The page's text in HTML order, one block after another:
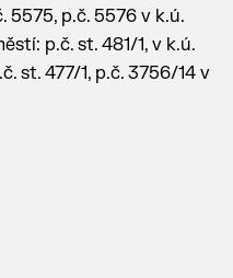
5575, p.č. 5576 v k.ú.
p.č. st. 481/1, v k.ú.
st. 477/1, p.č. 3756/14 v